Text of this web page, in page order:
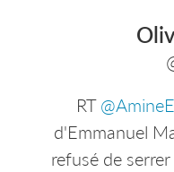
RT
d'Emmanuel
refusé de
@efbparis:
pour vous
de l'EFB